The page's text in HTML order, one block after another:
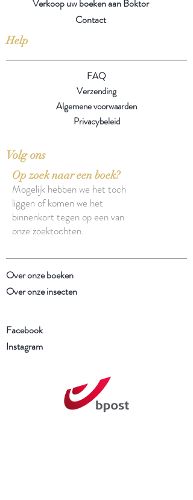
Verkoop uw boeken aan Boktor
Contact
Help
FAQ
Verzending
Algemene voorwaarden
Privacybeleid
Volg ons
Op zoek naar een boek?
Mogelijk hebben we het toch
liggen of komen we het
binnenkort tegen op een van
onze zoektochten.
Over onze boeken
Over onze insecten
Facebook
Instagram